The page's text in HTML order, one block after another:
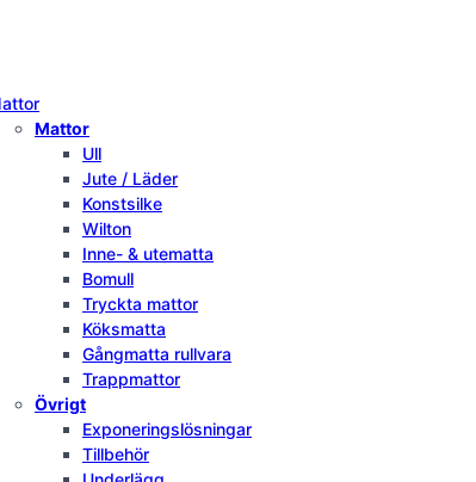
Mattor
Ull
Jute / Läder
Konstsilke
Wilton
Inne- & utematta
Bomull
Tryckta mattor
Köksmatta
Gångmatta rullvara
Trappmattor
Övrigt
Exponeringslösningar
Tillbehör